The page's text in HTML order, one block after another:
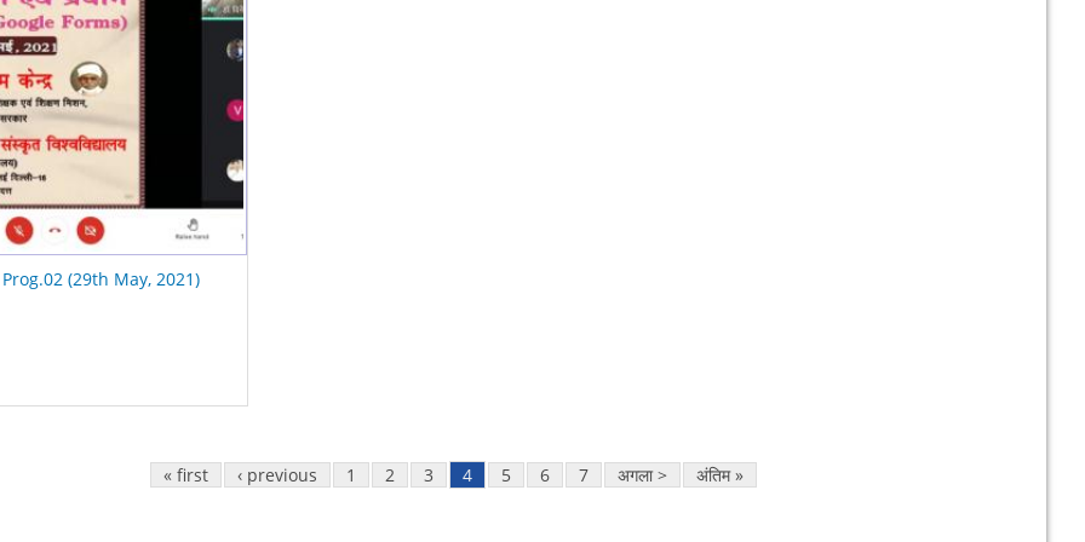
Prog.02 (29th May, 2021)
« first ‹ previous 1 2 3 4 5 6 7 अगला > अंतिम »